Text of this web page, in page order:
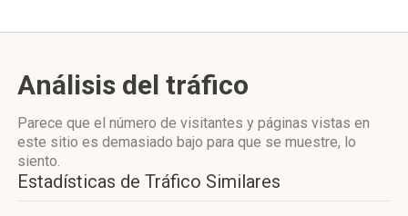
Análisis del tráfico
Parece que el número de visitantes y páginas vistas en
este sitio es demasiado bajo para que se muestre, lo
siento.
Estadísticas de Tráfico Similares